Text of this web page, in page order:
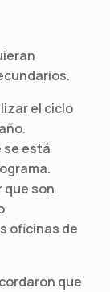
el ciclo
se está
son
oficinas de
que